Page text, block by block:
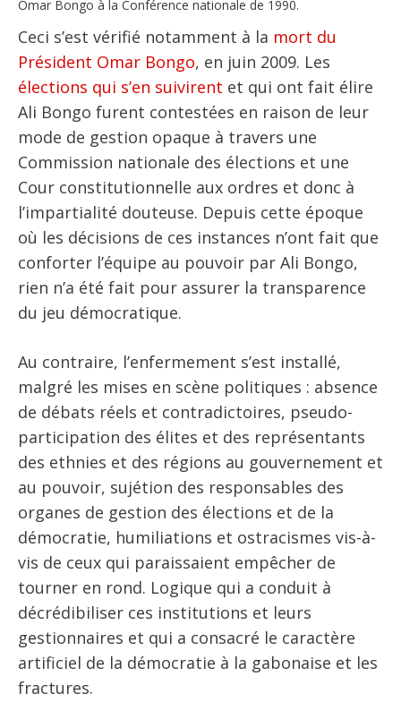
Omar Bongo à la Conférence nationale de 1990.
Ceci s’est vérifié notamment à la mort du
Président Omar Bongo, en juin 2009. Les
élections qui s’en suivirent et qui ont fait élire
Ali Bongo furent contestées en raison de leur
mode de gestion opaque à travers une
Commission nationale des élections et une
Cour constitutionnelle aux ordres et donc à
l’impartialité douteuse. Depuis cette époque
où les décisions de ces instances n’ont fait que
conforter l’équipe au pouvoir par Ali Bongo,
rien n’a été fait pour assurer la transparence
du jeu démocratique.
Au contraire, l’enfermement s’est installé,
malgré les mises en scène politiques : absence
de débats réels et contradictoires, pseudo-
participation des élites et des représentants
des ethnies et des régions au gouvernement et
au pouvoir, sujétion des responsables des
organes de gestion des élections et de la
démocratie, humiliations et ostracismes vis-à-
vis de ceux qui paraissaient empêcher de
tourner en rond. Logique qui a conduit à
décrédibiliser ces institutions et leurs
gestionnaires et qui a consacré le caractère
artificiel de la démocratie à la gabonaise et les
fractures.